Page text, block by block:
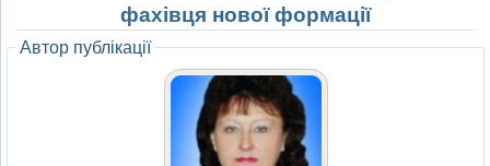
фахівця нової формації
Автор публікації